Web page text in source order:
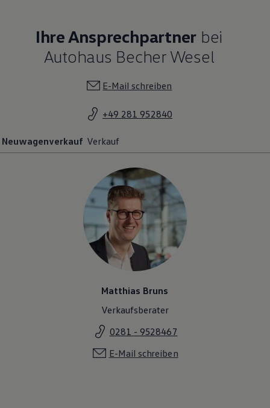
Ihre Ansprechpartner bei
Autohaus Becher Wesel
E-Mail schreiben
+49 281 952840
Neuwagenverkauf Verkauf
Matthias Bruns
Verkaufsberater
0281 - 9528467
E-Mail schreiben